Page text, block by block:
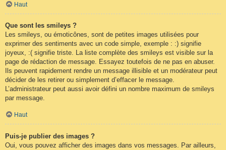
Haut
Que sont les smileys ?
Les smileys, ou émoticônes, sont de petites images utilisées pour
exprimer des sentiments avec un code simple, exemple : :) signifie
joyeux, :( signifie triste. La liste complète des smileys est visible sur la
page de rédaction de message. Essayez toutefois de ne pas en abuser.
Ils peuvent rapidement rendre un message illisible et un modérateur peut
décider de les retirer ou simplement d’effacer le message.
L’administrateur peut aussi avoir défini un nombre maximum de smileys
par message.
Haut
Puis-je publier des images ?
Oui, vous pouvez afficher des images dans vos messages. Par ailleurs,